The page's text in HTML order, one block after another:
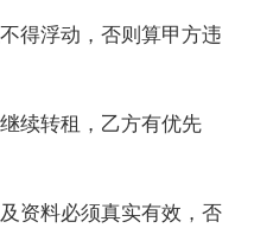
浮动，否则算甲方违
转租，乙方有优先
料必须真实有效，否